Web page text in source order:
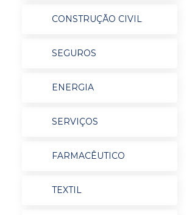
CONSTRUÇÃO CIVIL
SEGUROS
ENERGIA
SERVIÇOS
FARMACÊUTICO
TEXTIL